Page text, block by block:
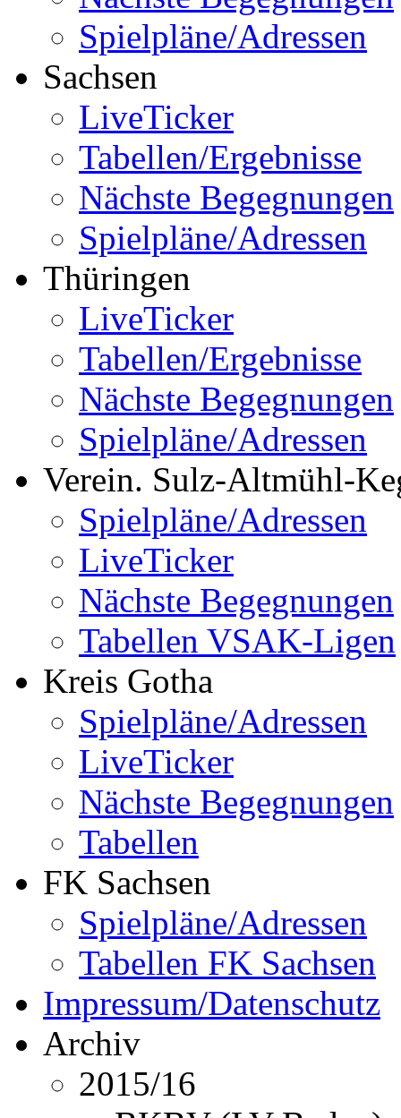
Spielpläne/Adressen
Sachsen
LiveTicker
Tabellen/Ergebnisse
Nächste Begegnungen
Spielpläne/Adressen
Thüringen
LiveTicker
Tabellen/Ergebnisse
Nächste Begegnungen
Spielpläne/Adressen
Verein. Sulz-Altmühl-
Spielpläne/Adressen
LiveTicker
Nächste Begegnungen
Tabellen VSAK-Ligen
Kreis Gotha
Spielpläne/Adressen
LiveTicker
Nächste Begegnungen
Tabellen
FK Sachsen
Spielpläne/Adressen
Tabellen FK Sachsen
Impressum/Datenschutz
Archiv
2015/16